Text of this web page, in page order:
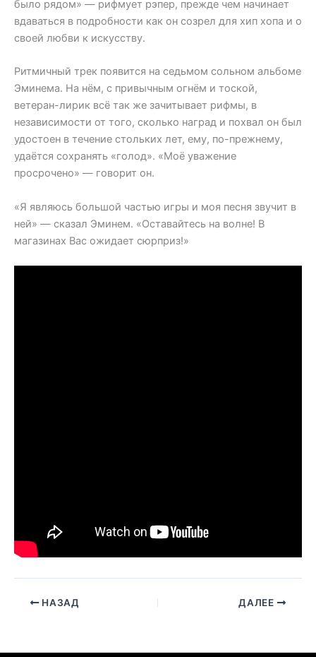
было рядом» — рифмует рэпер, прежде чем начинает
вдаваться в подробности как он созрел для хип хопа и о
своей любви к искусству.
Ритмичный трек появится на седьмом сольном альбоме
Эминема. На нём, с привычным огнём и тоской,
ветеран-лирик всё так же зачитывает рифмы, в
независимости от того, сколько наград и похвал он был
удостоен в течение стольких лет, ему, по-прежнему,
удаётся сохранять «голод». «Моё уважение
просрочено» — говорит он.
«Я являюсь большой частью игры и моя песня звучит в
ней» — сказал Эминем. «Оставайтесь на волне! В
магазинах Вас ожидает сюрприз!»
НАЗАД ДАЛЕЕ